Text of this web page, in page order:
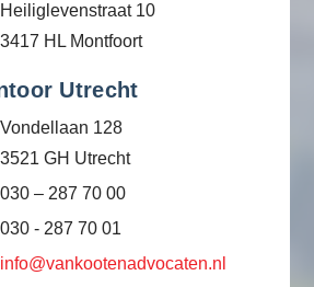
Heiliglevenstraat 10
3417 HL Montfoort
Utrecht
Vondellaan 128
3521 GH Utrecht
030 – 287 70 00
030 - 287 70 01
info@vankootenadvocaten.nl